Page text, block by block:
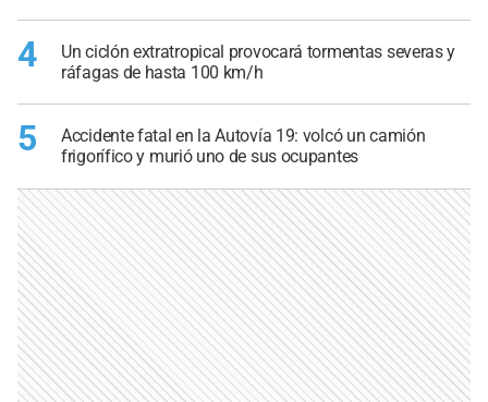
4
Un ciclón extratropical provocará tormentas severas y
ráfagas de hasta 100 km/h
5
Accidente fatal en la Autovía 19: volcó un camión
frigorífico y murió uno de sus ocupantes